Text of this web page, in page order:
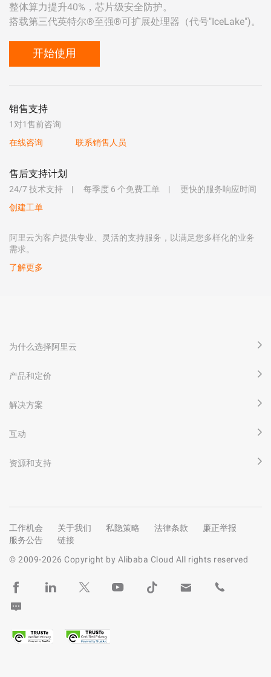
整体算力提升40%，芯片级安全防护。
搭载第三代英特尔®至强®可扩展处理器（代号"IceLake")。
开始使用
销售支持
1对1售前咨询
在线咨询
联系销售人员
售后支持计划
24/7 技术支持 每季度 6 个免费工单
更快的服务响应时间
创建工单
阿里云为客户提供专业、灵活的支持服务，以满足您多样化的业务
需求。
了解更多
为什么选择阿里云
产品和定价
解决方案
互动
资源和支持
工作机会 关于我们 私隐策略 法律条款
廉正举报
服务公告
链接
© 2009-2026 Copyright by Alibaba Cloud All rights reserved